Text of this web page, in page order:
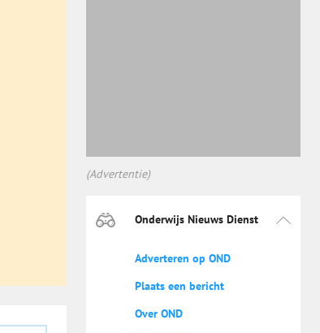
(Advertentie)
Onderwijs Nieuws Dienst
Adverteren op OND
Plaats een bericht
Over OND